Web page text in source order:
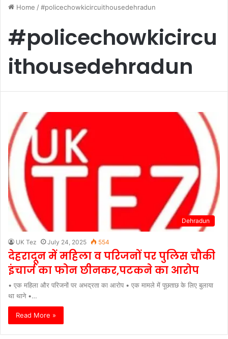
Home /#policechowkicircuithousedehradun
#policechowkicircu
ithousedehradun
Dehradun
UK Tez July 24, 2025 554
देहरादून में महिला व परिजनों पर पुलिस चौकी
इंचार्ज का फोन छीनकर,पटकने का आरोप
• एक महिला और परिजनों पर अभद्रता का आरोप • एक मामले में पूछताछ के लिए बुलाया
था थाने •…
Read More »